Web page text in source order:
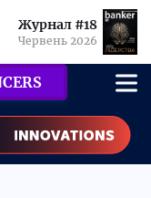
Журнал #18
Червень 2026